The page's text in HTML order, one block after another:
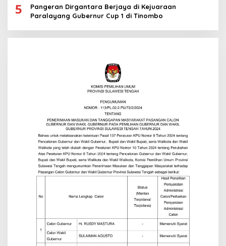
5
Pangeran Dirgantara Berjaya di Kejuaraan
Paralayang Gubernur Cup 1 di Tinombo